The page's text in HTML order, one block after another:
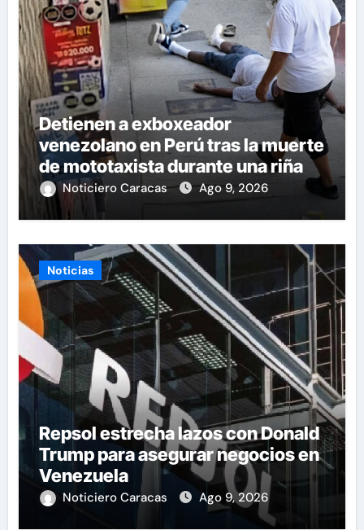
Detienen a exboxeador
venezolano en Perú tras la muerte
de mototaxista durante una riña
Noticiero Caracas Ago 9, 2026
Noticias
Repsol estrecha lazos con Donald
Trump para asegurar negocios en
Venezuela
Noticiero Caracas Ago 9, 2026